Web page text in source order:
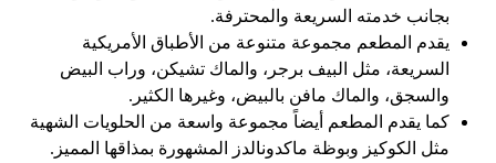
بجانب خدمته السريعة والمحترفة.
يقدم المطعم مجموعة متنوعة من الأطباق الأمريكية
السريعة، مثل البيف برجر، والماك تشيكن، وراب البيض
والسجق، والماك مافن بالبيض، وغيرها الكثير.
كما يقدم المطعم أيضاً مجموعة واسعة من الحلويات الشهية
مثل الكوكيز وبوظة ماكدونالدز المشهورة بمذاقها المميز.